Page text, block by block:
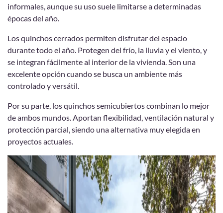
informales, aunque su uso suele limitarse a determinadas
épocas del año.
Los quinchos cerrados permiten disfrutar del espacio
durante todo el año. Protegen del frío, la lluvia y el viento, y
se integran fácilmente al interior de la vivienda. Son una
excelente opción cuando se busca un ambiente más
controlado y versátil.
Por su parte, los quinchos semicubiertos combinan lo mejor
de ambos mundos. Aportan flexibilidad, ventilación natural y
protección parcial, siendo una alternativa muy elegida en
proyectos actuales.